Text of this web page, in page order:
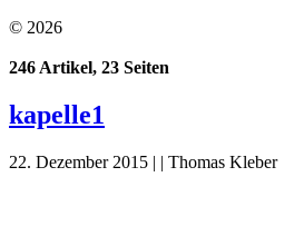
© 2026
246 Artikel, 23 Seiten
kapelle1
22. Dezember 2015 | | Thomas Kleber